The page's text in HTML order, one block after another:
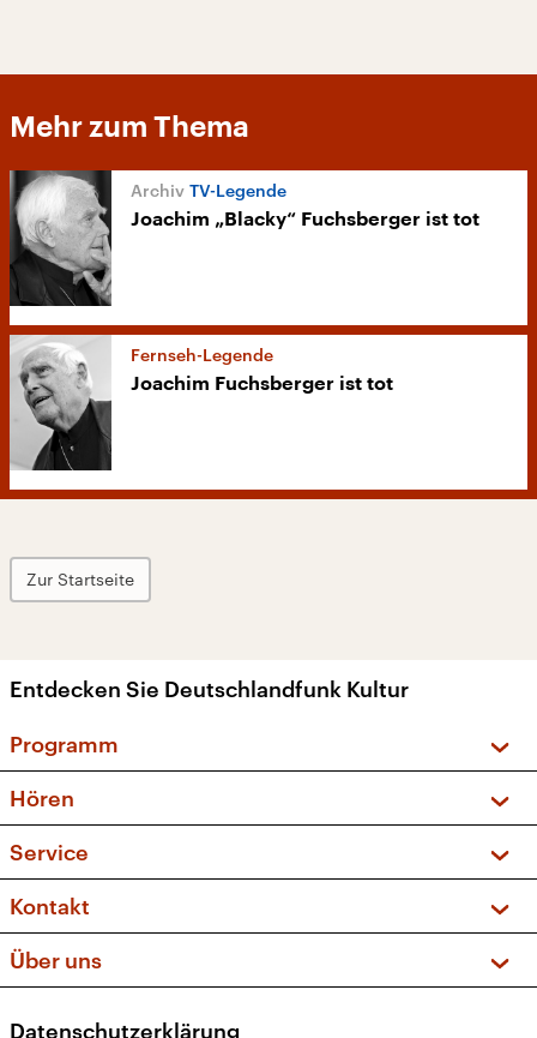
Mehr zum Thema
TV-Legende
Joachim „Blacky“ Fuchsberger ist tot
Fernseh-Legende
Joachim Fuchsberger ist tot
Zur Startseite
Entdecken Sie Deutschlandfunk Kultur
Programm
Sendungen und Podcasts
Musikliste
Kakadu – Das Kinderprogramm
Hören
Frequenzen (UKW + DAB+)
Service
FAQ
Apps
Newsletter
Kontakt
Social Media
Über uns
Datenschutzerklärung